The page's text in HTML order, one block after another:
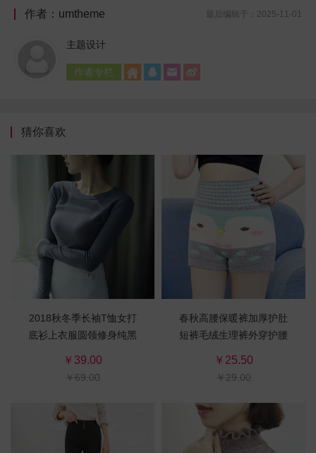
最后编辑于：2025-11-01
作者：umtheme
主题设计
作者专栏    
猜你喜欢
2018秋冬季长袖T恤女打
底衫上衣服圆领修身纯黑
￥39.00
￥69.00
春秋高腰保暖裤加厚护肚
短裤毛绒生理裤外穿护腰
￥25.50
￥29.00